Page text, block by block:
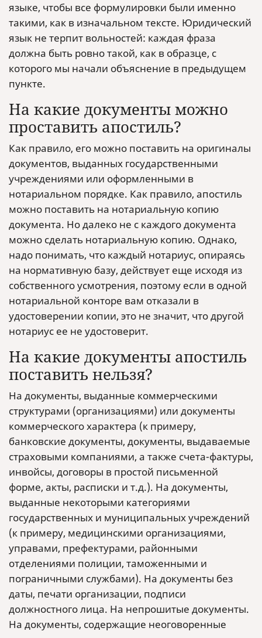
языке, чтобы все формулировки были именно
такими, как в изначальном тексте. Юридический
язык не терпит вольностей: каждая фраза
должна быть ровно такой, как в образце, с
которого мы начали объяснение в предыдущем
пункте.
На какие документы можно
проставить апостиль?
Как правило, его можно поставить на оригиналы
документов, выданных государственными
учреждениями или оформленными в
нотариальном порядке. Как правило, апостиль
можно поставить на нотариальную копию
документа. Но далеко не с каждого документа
можно сделать нотариальную копию. Однако,
надо понимать, что каждый нотариус, опираясь
на нормативную базу, действует еще исходя из
собственного усмотрения, поэтому если в одной
нотариальной конторе вам отказали в
удостоверении копии, это не значит, что другой
нотариус ее не удостоверит.
На какие документы апостиль
поставить нельзя?
На документы, выданные коммерческими
структурами (организациями) или документы
коммерческого характера (к примеру,
банковские документы, документы, выдаваемые
страховыми компаниями, а также счета-фактуры,
инвойсы, договоры в простой письменной
форме, акты, расписки и т.д.). На документы,
выданные некоторыми категориями
государственных и муниципальных учреждений
(к примеру, медицинскими организациями,
управами, префектурами, районными
отделениями полиции, таможенными и
пограничными службами). На документы без
даты, печати организации, подписи
должностного лица. На непрошитые документы.
На документы, содержащие неоговоренные